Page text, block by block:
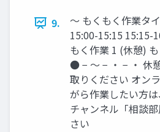
9.
〜 もくもく作業タ
15:00-15:15 15:15-
もく作業 1 (休憩)
● − 〜 − ・ − ・ 休
取りください オン
がら作業したい方
チャンネル「相談
さい